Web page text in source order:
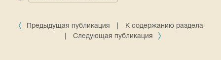
Предыдущая публикация
К содержанию раздела
Следующая публикация